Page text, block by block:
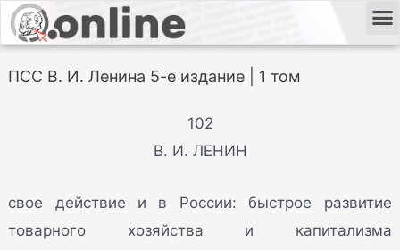
ПСС В. И. Ленина 5-е издание | 1 том
102
В. И. ЛЕНИН
свое действие и в России: быстрое развитие
товарного хозяйства и капитализма